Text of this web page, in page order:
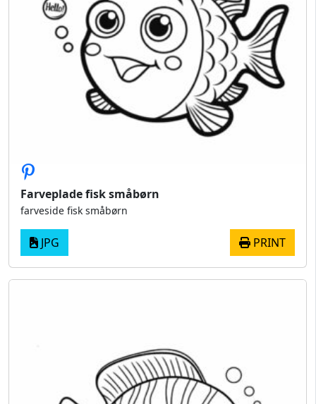
Farveplade fisk småbørn
farveside fisk småbørn
JPG PRINT